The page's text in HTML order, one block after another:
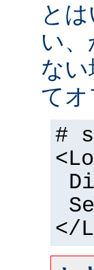
と
い
な
て
#
</